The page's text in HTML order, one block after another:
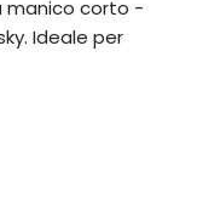
manico corto -
Ideale per